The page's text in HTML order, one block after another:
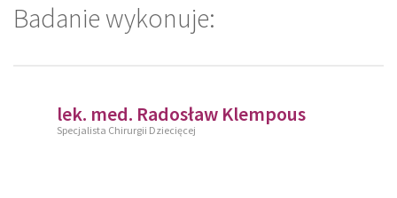
Badanie wykonuje:
lek. med. Radosław Klempous
Specjalista Chirurgii Dziecięcej